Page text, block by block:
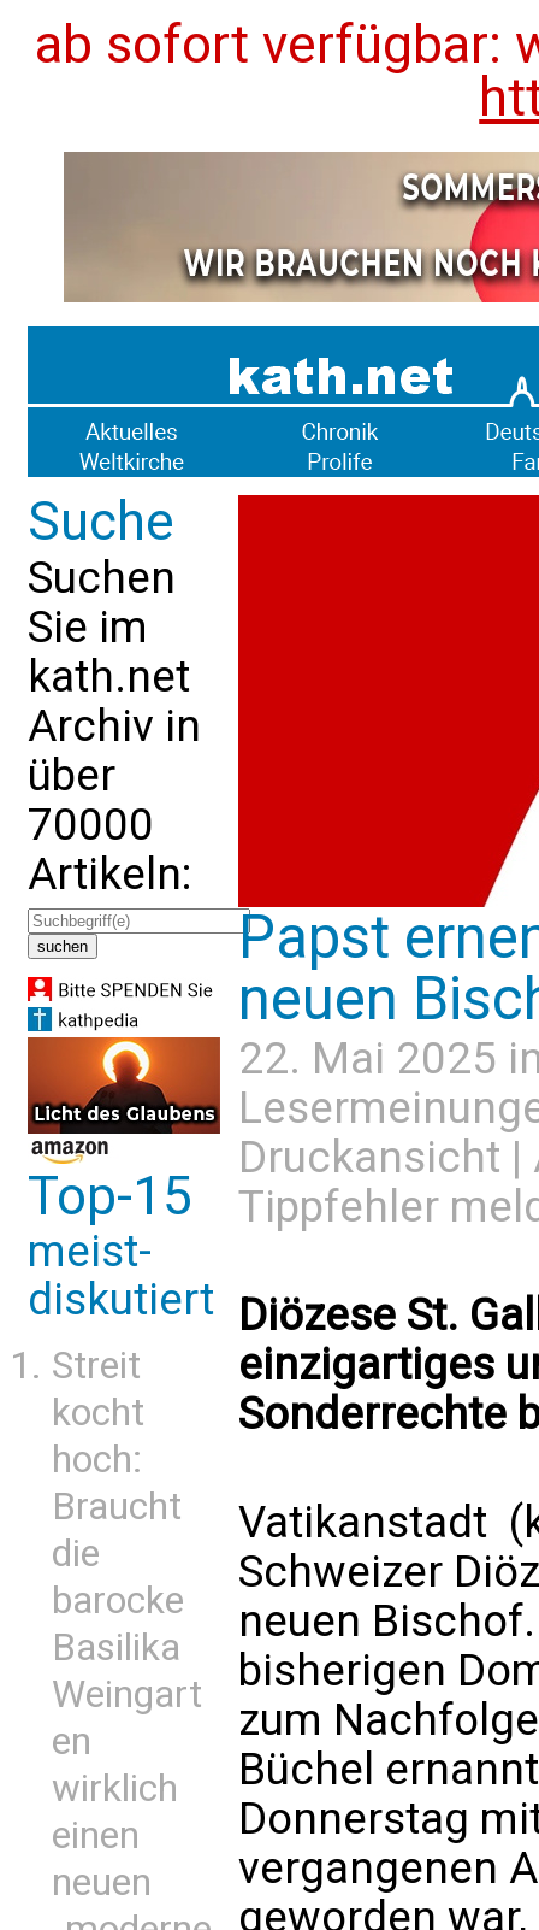
ab sofort verfügbar:
Suche
Suchen
Sie im
kath.net
Archiv in
über
70000
Artikeln:
Top-15
meist-
diskutiert
Streit
kocht
hoch:
Braucht
die
barocke
Basilika
Weingart
en
wirklich
einen
neuen
Papst
neuen
22. Mai 2025
Druckansicht |
Tippfehler
Diözese St.
einzigartiges
Sonderrechte
Vatikanstadt
Schweizer
neuen
bisherigen
zum
Büchel
Donnerstag
vergangenen
geworden